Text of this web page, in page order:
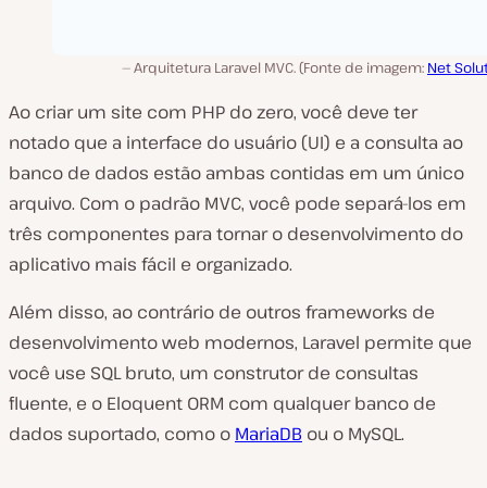
Arquitetura Laravel MVC. (Fonte de imagem: Net
Ao criar um site com PHP do zero, você deve ter
notado que a interface do usuário (UI) e a consulta ao
banco de dados estão ambas contidas em um único
arquivo. Com o padrão MVC, você pode separá-los em
três componentes para tornar o desenvolvimento do
aplicativo mais fácil e organizado.
Além disso, ao contrário de outros frameworks de
desenvolvimento web modernos, Laravel permite que
você use SQL bruto, um construtor de consultas
fluente, e o Eloquent ORM com qualquer banco de
dados suportado, como o MariaDB ou o MySQL.